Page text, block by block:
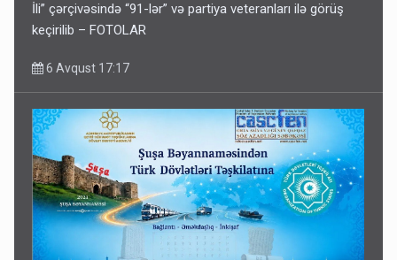
İli” çərçivəsində “91-lər” və partiya veteranları ilə görüş
keçirilib – FOTOLAR
6 Avqust 17:17